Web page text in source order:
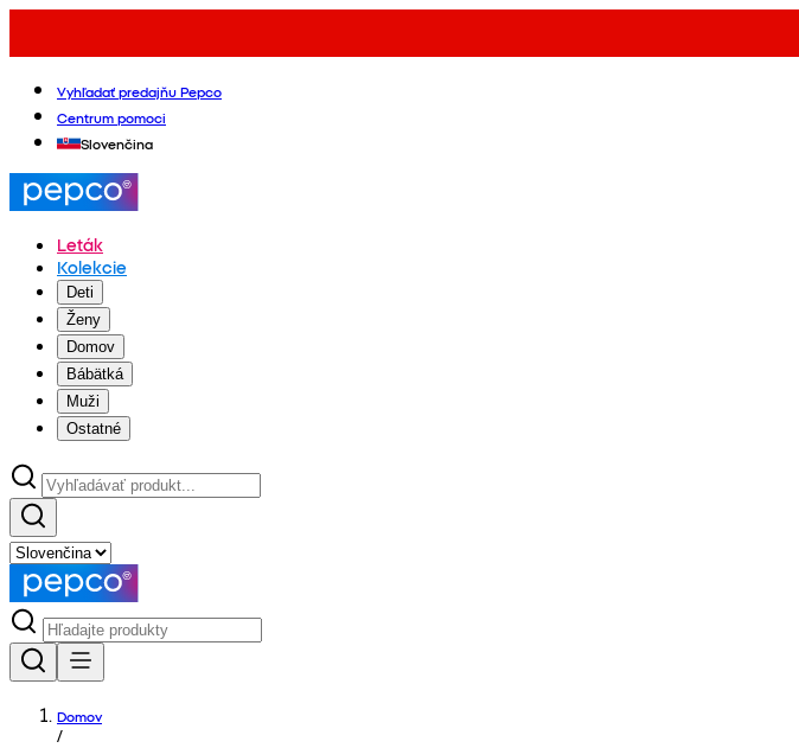
Vyhľadať predajňu Pepco
Centrum pomoci
Slovenčina
Leták
Kolekcie
Deti
Ženy
Domov
Bábätká
Muži
Ostatné
Domov
/